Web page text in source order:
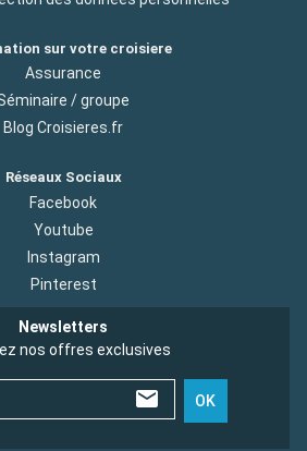
sur votre croisiere
Assurance
/ groupe
Blog Croisieres.fr
Réseaux Sociaux
Facebook
Youtube
Instagram
Pinterest
Newsletters
nos offres exclusives
OK